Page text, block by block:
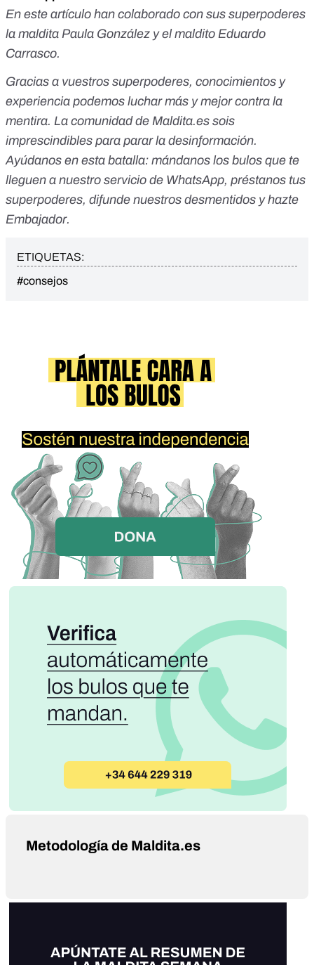
En este artículo han colaborado con sus superpoderes
la maldita Paula González y el maldito Eduardo
Carrasco.
Gracias a vuestros superpoderes, conocimientos y
experiencia podemos luchar más y mejor contra la
mentira. La comunidad de Maldita.es sois
imprescindibles para parar la desinformación.
Ayúdanos en esta batalla: mándanos los bulos que te
lleguen a nuestro servicio de WhatsApp, préstanos tus
superpoderes, difunde nuestros desmentidos yhazte
Embajador.
ETIQUETAS:
#consejos
Metodología de Maldita.es